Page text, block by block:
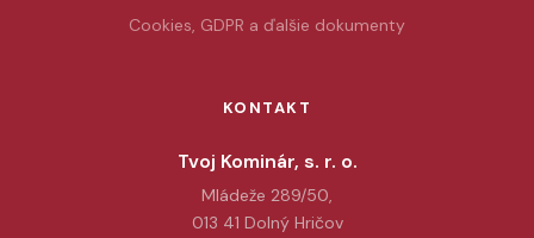
Cookies, GDPR a ďalšie dokumenty
KONTAKT
Tvoj Kominár, s. r. o.
Mládeže 289/50,
013 41 Dolný Hričov